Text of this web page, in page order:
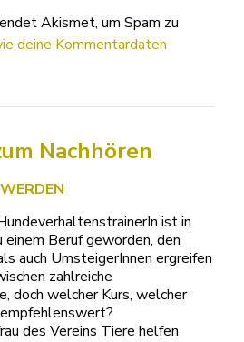
Akismet, um Spam zu
deine Kommentardaten
Nachhören
ist in
Beruf geworden, den
auch UmsteigerInnen ergreifen
zahlreiche
doch welcher Kurs, welcher
des Vereins Tiere helfen